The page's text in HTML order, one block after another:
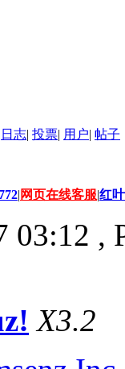
日志| 投票| 用户| 帖子
| 网页在线客服|红
03:12 ,
X3.2